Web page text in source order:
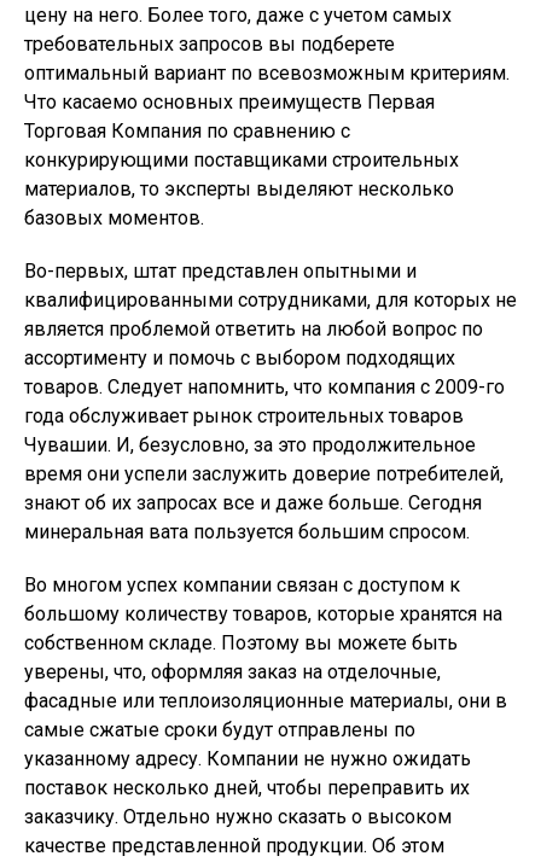
цену на него. Более того, даже с учетом самых
требовательных запросов вы подберете
оптимальный вариант по всевозможным критериям.
Что касаемо основных преимуществ Первая
Торговая Компания по сравнению с
конкурирующими поставщиками строительных
материалов, то эксперты выделяют несколько
базовых моментов.
Во-первых, штат представлен опытными и
квалифицированными сотрудниками, для которых не
является проблемой ответить на любой вопрос по
ассортименту и помочь с выбором подходящих
товаров. Следует напомнить, что компания с 2009-го
года обслуживает рынок строительных товаров
Чувашии. И, безусловно, за это продолжительное
время они успели заслужить доверие потребителей,
знают об их запросах все и даже больше. Сегодня
минеральная вата пользуется большим спросом.
Во многом успех компании связан с доступом к
большому количеству товаров, которые хранятся на
собственном складе. Поэтому вы можете быть
уверены, что, оформляя заказ на отделочные,
фасадные или теплоизоляционные материалы, они в
самые сжатые сроки будут отправлены по
указанному адресу. Компании не нужно ожидать
поставок несколько дней, чтобы переправить их
заказчику. Отдельно нужно сказать о высоком
качестве представленной продукции. Об этом